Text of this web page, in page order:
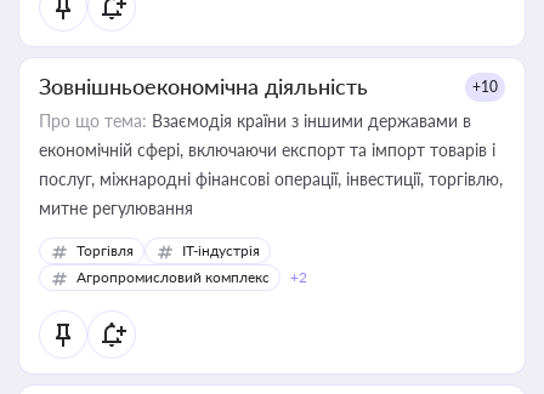
Зовнішньоекономічна діяльність +10
Про що тема: Взаємодія країни з іншими державами в
економічній сфері, включаючи експорт та імпорт товарів і
послуг, міжнародні фінансові операції, інвестиції, торгівлю,
митне регулювання
Торгівля
IT-індустрія
Агропромисловий комплекс
+2